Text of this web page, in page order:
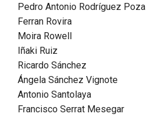
Pedro Antonio Rodríguez Poza
Ferran Rovira
Moira Rowell
Iñaki Ruiz
Ricardo Sánchez
Ángela Sánchez Vignote
Antonio Santolaya
Francisco Serrat Mesegar